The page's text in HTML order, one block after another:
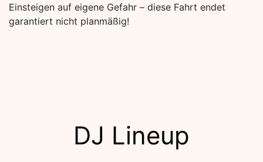
Einsteigen auf eigene Gefahr – diese Fahrt endet
garantiert nicht planmäßig!
DJ Lineup